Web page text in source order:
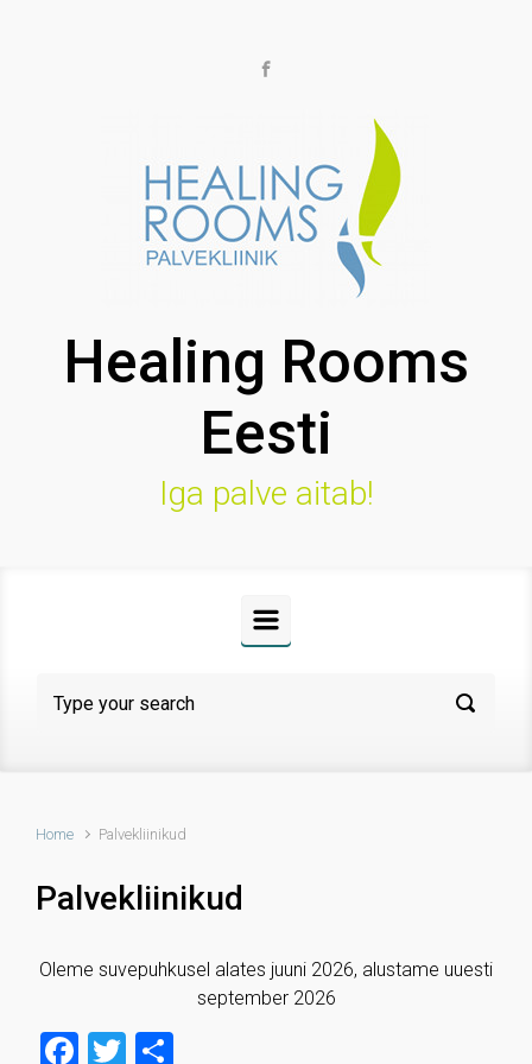
Healing Rooms
Eesti
Iga palve aitab!
Home Palvekliinikud
Palvekliinikud
Oleme suvepuhkusel alates juuni 2026, alustame uuesti
september 2026
F
T